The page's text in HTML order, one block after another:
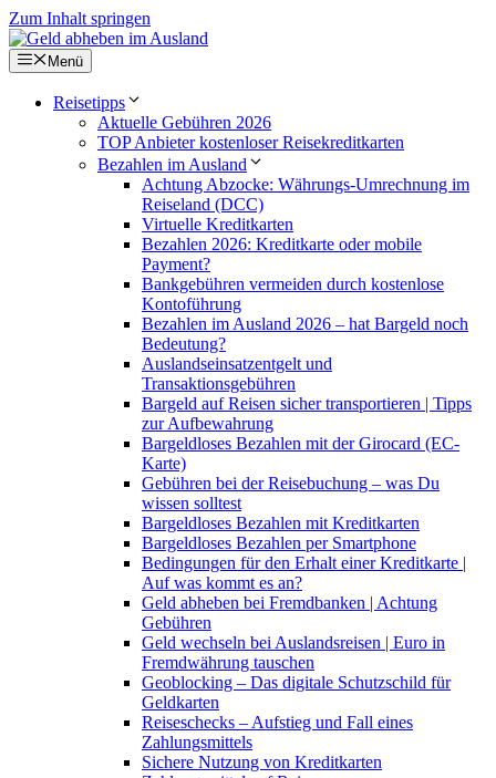
Zum Inhalt springen
Menü
Reisetipps
Aktuelle Gebühren 2026
TOP Anbieter kostenloser Reisekreditkarten
Bezahlen im Ausland
Achtung Abzocke: Währungs-Umrechnung im
Reiseland (DCC)
Virtuelle Kreditkarten
Bezahlen 2026: Kreditkarte oder mobile
Payment?
Bankgebühren vermeiden durch kostenlose
Kontoführung
Bezahlen im Ausland 2026 – hat Bargeld noch
Bedeutung?
Auslandseinsatzentgelt und
Transaktionsgebühren
Bargeld auf Reisen sicher transportieren | Tipps
zur Aufbewahrung
Bargeldloses Bezahlen mit der Girocard (EC-
Karte)
Gebühren bei der Reisebuchung – was Du
wissen solltest
Bargeldloses Bezahlen mit Kreditkarten
Bargeldloses Bezahlen per Smartphone
Bedingungen für den Erhalt einer Kreditkarte |
Auf was kommt es an?
Geld abheben bei Fremdbanken | Achtung
Gebühren
Geld wechseln bei Auslandsreisen | Euro in
Fremdwährung tauschen
Geoblocking – Das digitale Schutzschild für
Geldkarten
Reiseschecks – Aufstieg und Fall eines
Zahlungsmittels
Sichere Nutzung von Kreditkarten